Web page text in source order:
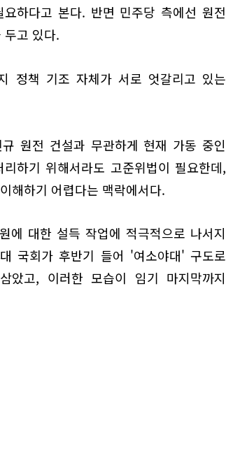
하다고 본다. 반면 민주당 측에선 원전
두고 있다.
정책 기조 자체가 서로 엇갈리고 있는
원전 건설과 무관하게 현재 가동 중인
하기 위해서라도 고준위법이 필요한데,
해하기 어렵다는 맥락에서다.
에 대한 설득 작업에 적극적으로 나서지
국회가 후반기 들어 '여소야대' 구도로
았고, 이러한 모습이 임기 마지막까지